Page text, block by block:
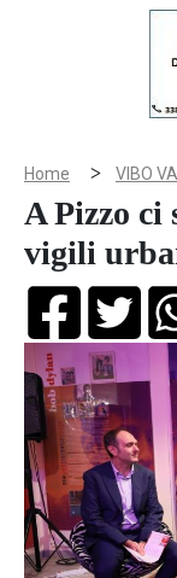
Home > VIBO
A Pizzo ci
vigili